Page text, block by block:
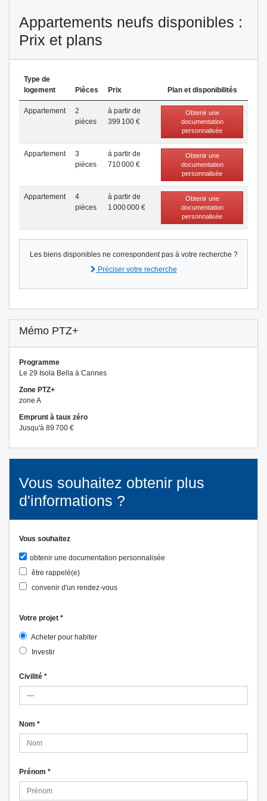
Le 29 Isola Bella incarne une opportunité unique de vivre ou d'investir
au cœur de Cannes, dans un cadre prestigieux où confort, élégance et
prisés de la Côte d'Azur.
*Voir conditions sur LNC.fr
Appartements neufs disponibles :
Prix et plans
Type de
logement
Pièces Prix Plan et disponibilités
Appartement
2
pièces
à partir de
399 100 €
Obtenir une
documentation
personnalisée
Appartement
3
pièces
à partir de
710 000 €
Obtenir une
documentation
personnalisée
Appartement
4
pièces
à partir de
1 000 000 €
Obtenir une
documentation
personnalisée
Les biens disponibles ne correspondent pas à votre recherche ?
Préciser votre recherche
Mémo PTZ+
Programme
Le 29 Isola Bella à Cannes
Zone PTZ+
zone A
Emprunt à taux zéro
Jusqu'à 89 700 €
Vous souhaitez obtenir plus
d'informations ?
Vous souhaitez
obtenir une documentation personnalisée
être rappelé(e)
convenir d'un rendez-vous
Votre projet *
Acheter pour habiter
Investir
Civilité *
Nom *
Prénom *